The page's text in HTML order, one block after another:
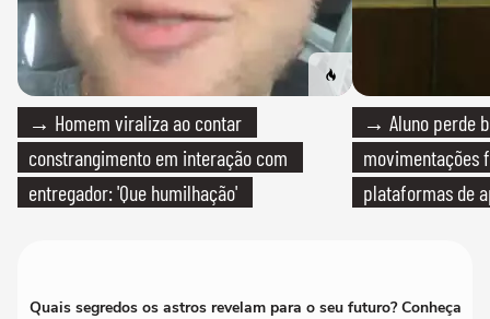
→ Homem viraliza ao contar
constrangimento em interação com
entregador: 'Que humilhação'
→ Aluno perde
movimentações
plataformas de
Quais segredos os astros revelam para o seu futuro? Conheça